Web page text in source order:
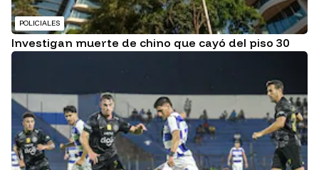
POLICIALES
Investigan muerte de chino que cayó del piso 30